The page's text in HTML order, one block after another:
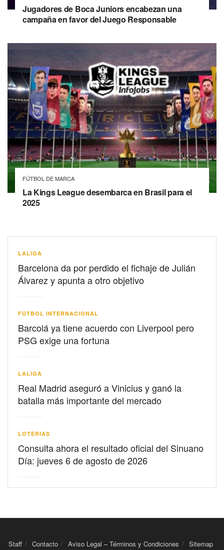
Jugadores de Boca Juniors encabezan una
campaña en favor del Juego Responsable
FÚTBOL DE MARCA
La Kings League desembarca en Brasil para el
2025
LALIGA
Barcelona da por perdido el fichaje de Julián
Álvarez y apunta a otro objetivo
FÚTBOL INTERNACIONAL
Barcolá ya tiene acuerdo con Liverpool pero
PSG exige una fortuna
LALIGA
Real Madrid aseguró a Vinicius y ganó la
batalla más importante del mercado
LOTERIAS
Consulta ahora el resultado oficial del Sinuano
Día: jueves 6 de agosto de 2026
Staff Contacto Aviso Legal – Términos y Condiciones Sitemap